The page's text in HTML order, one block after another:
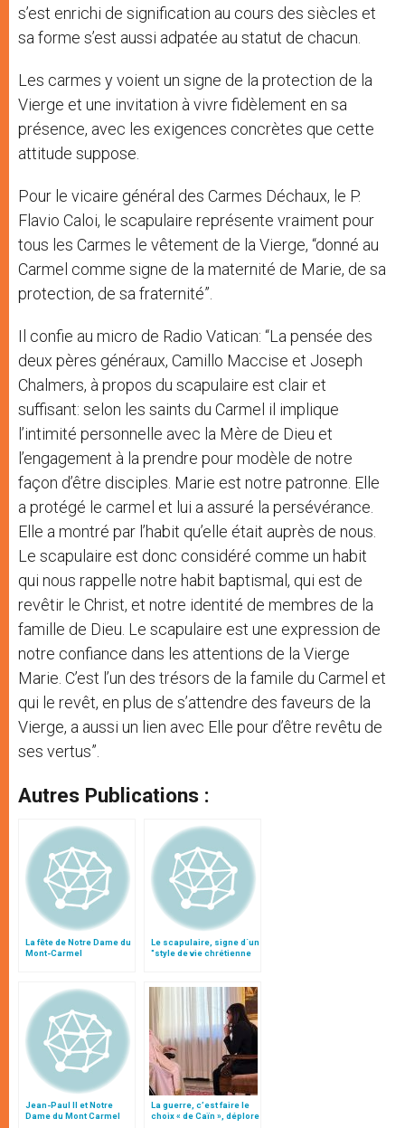
s’est enrichi de signification au cours des siècles et
sa forme s’est aussi adpatée au statut de chacun.
Les carmes y voient un signe de la protection de la
Vierge et une invitation à vivre fidèlement en sa
présence, avec les exigences concrètes que cette
attitude suppose.
Pour le vicaire général des Carmes Déchaux, le P.
Flavio Caloi, le scapulaire représente vraiment pour
tous les Carmes le vêtement de la Vierge, “donné au
Carmel comme signe de la maternité de Marie, de sa
protection, de sa fraternité”.
Il confie au micro de Radio Vatican: “La pensée des
deux pères généraux, Camillo Maccise et Joseph
Chalmers, à propos du scapulaire est clair et
suffisant: selon les saints du Carmel il implique
l’intimité personnelle avec la Mère de Dieu et
l’engagement à la prendre pour modèle de notre
façon d’être disciples. Marie est notre patronne. Elle
a protégé le carmel et lui a assuré la persévérance.
Elle a montré par l’habit qu’elle était auprès de nous.
Le scapulaire est donc considéré comme un habit
qui nous rappelle notre habit baptismal, qui est de
revêtir le Christ, et notre identité de membres de la
famille de Dieu. Le scapulaire est une expression de
notre confiance dans les attentions de la Vierge
Marie. C’est l’un des trésors de la famile du Carmel et
qui le revêt, en plus de s’attendre des faveurs de la
Vierge, a aussi un lien avec Elle pour d’être revêtu de
ses vertus”.
Autres Publications :
La fête de Notre Dame du
Mont-Carmel
Le scapulaire, signe d´un
"style de vie chrétienne
Jean-Paul II et Notre
Dame du Mont Carmel
La guerre, c’est faire le
choix « de Caïn », déplore